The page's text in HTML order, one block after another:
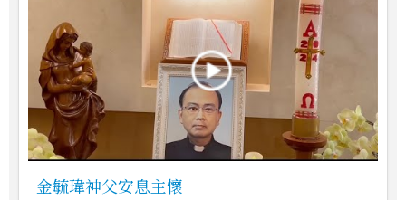
金毓瑋神父安息主懷